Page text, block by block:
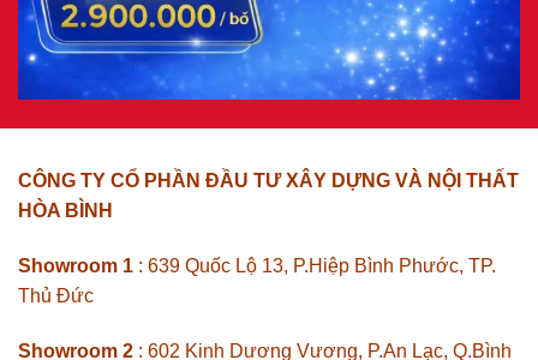
CÔNG TY CỔ PHẦN ĐẦU TƯ XÂY DỰNG VÀ NỘI THẤT
HÒA BÌNH
Showroom 1 : 639 Quốc Lộ 13, P.Hiệp Bình Phước, TP.
Thủ Đức
Showroom 2 : 602 Kinh Dương Vương, P.An Lạc, Q.Bình